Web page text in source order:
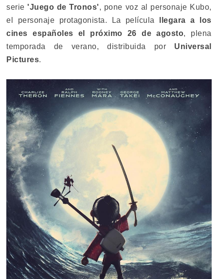
serie 'Juego de Tronos', pone voz al personaje Kubo,
el personaje protagonista. La película
llegara a los
cines españoles el próximo 26 de agosto, plena
temporada de verano, distribuida por Universal
Pictures.